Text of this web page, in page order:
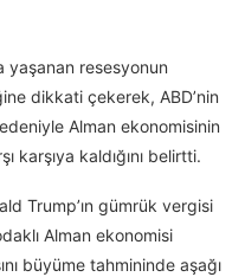
yaşanan resesyonun
dikkati çekerek, ABD’nin
Alman ekonomisinin
karşıya kaldığını belirtti.
Trump’ın gümrük vergisi
Alman ekonomisi
büyüme tahmininde aşağı